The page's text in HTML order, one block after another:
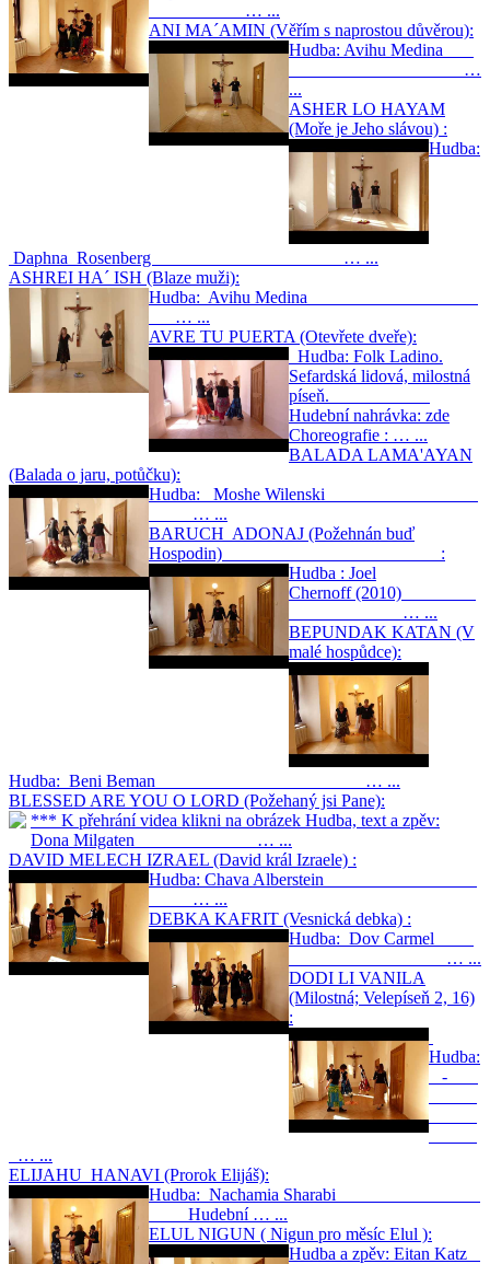
… ...
ANI MA´AMIN (Věřím s naprostou důvěrou):
Hudba: Avihu Medina
…
...
ASHER LO HAYAM
(Moře je Jeho slávou) :
Hudba:
Daphna Rosenberg … ...
ASHREI HA´ ISH (Blaze muži):
Hudba: Avihu Medina
… ...
AVRE TU PUERTA (Otevřete dveře):
Hudba: Folk Ladino.
Sefardská lidová, milostná
píseň.
Hudební nahrávka: zde
Choreografie : … ...
BALADA LAMA'AYAN
(Balada o jaru, potůčku):
Hudba: Moshe Wilenski
… ...
BARUCH ADONAJ (Požehnán buď
Hospodin) :
Hudba : Joel
Chernoff (2010)
… ...
BEPUNDAK KATAN (V
malé hospůdce):
Hudba: Beni Beman … ...
BLESSED ARE YOU O LORD (Požehaný jsi Pane):
*** K přehrání videa klikni na obrázek Hudba, text a zpěv:
Dona Milgaten … ...
DAVID MELECH IZRAEL (David král Izraele) :
Hudba: Chava Alberstein
… ...
DEBKA KAFRIT (Vesnická debka) :
Hudba: Dov Carmel
… ...
DODI LI VANILA
(Milostná; Velepíseň 2, 16)
:
Hudba:
-
… ...
ELIJAHU HANAVI (Prorok Elijáš):
Hudba: Nachamia Sharabi
Hudební … ...
ELUL NIGUN ( Nigun pro měsíc Elul ):
Hudba a zpěv: Eitan Katz